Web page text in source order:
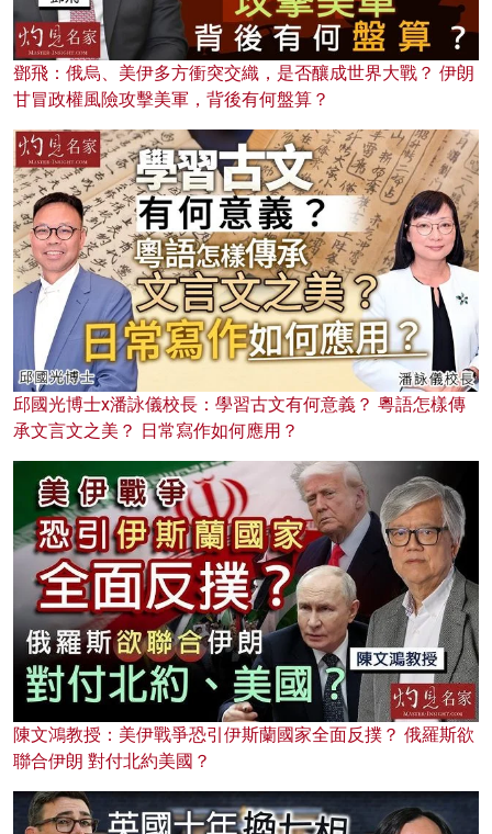
鄧飛：俄烏、美伊多方衝突交織，是否釀成世界大戰？ 伊朗
甘冒政權風險攻擊美軍，背後有何盤算？
邱國光博士x潘詠儀校長：學習古文有何意義？ 粵語怎樣傳
承文言文之美？ 日常寫作如何應用？
陳文鴻教授：美伊戰爭恐引伊斯蘭國家全面反撲？ 俄羅斯欲
聯合伊朗 對付北約美國？